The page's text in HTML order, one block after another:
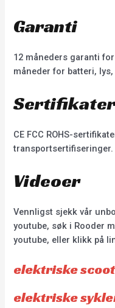
Garanti
12 måneders garanti
måneder for batteri,
CE FCC ROHS-
transportsertifiseringer.
Videoer
Vennligst sjekk vår
youtube, søk i Rooder
youtube, eller klikk på
elektriske
elektriske